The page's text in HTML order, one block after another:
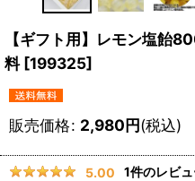
【ギフト用】レモン塩飴
料 [199325]
販売価格: 2,980円(税込)
5.00 1件のレビ